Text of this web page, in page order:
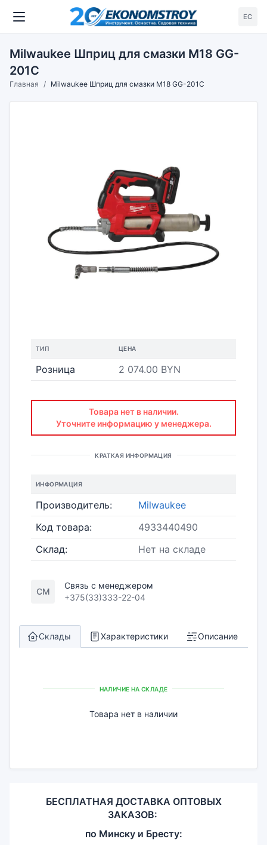
ЕС
Milwaukee Шприц для смазки M18 GG-
201C
Главная Milwaukee Шприц для смазки M18 GG-201C
ТИП ЦЕНА
Розница 2 074.00 BYN
Товара нет в наличии.
Уточните информацию у менеджера.
КРАТКАЯ ИНФОРМАЦИЯ
ИНФОРМАЦИЯ
Производитель:
Milwaukee
Код товара:
4933440490
Склад:
Нет на складе
СМ
Связь с менеджером
+375(33)333-22-04
Склады Характеристики Описание
НАЛИЧИЕ НА СКЛАДЕ
Товара нет в наличии
БЕСПЛАТНАЯ ДОСТАВКА ОПТОВЫХ
ЗАКАЗОВ:
по Минску и Бресту: